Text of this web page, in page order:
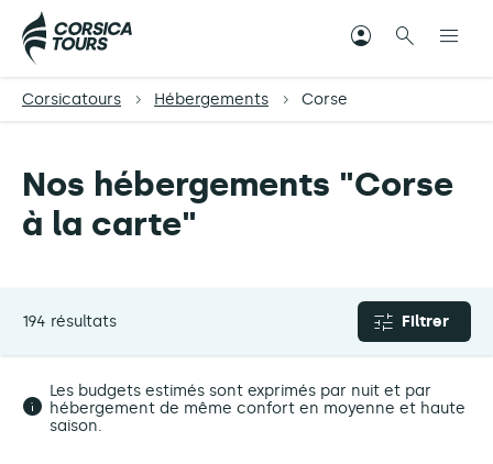
Corsicatours Hébergements Corse
Nos hébergements "Corse
à la carte"
194 résultats Filtrer
Les budgets estimés sont exprimés par nuit et par
hébergement de même confort en moyenne et haute
saison.